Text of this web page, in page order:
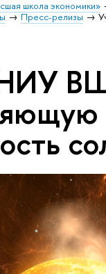
школа экономики»
Пресс-релизы